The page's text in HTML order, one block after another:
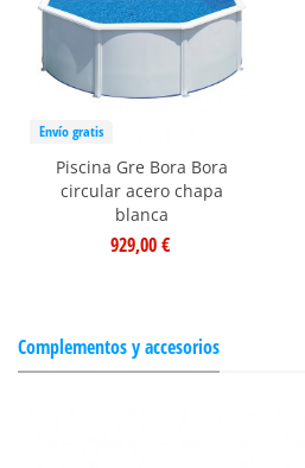
Envío gratis
Piscina Gre Bora Bora
circular acero chapa
blanca
929,00 €
Complementos y accesorios